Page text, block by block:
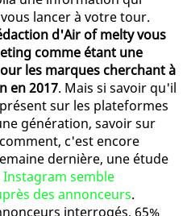
lancer à votre tour.
d'Air of melty vous
comme étant une
les marques cherchant à
en 2017. Mais si savoir qu'il
sur les plateformes
génération, savoir sur
c'est encore
dernière, une étude
Instagram semble
des annonceurs.
interrogés, 65%